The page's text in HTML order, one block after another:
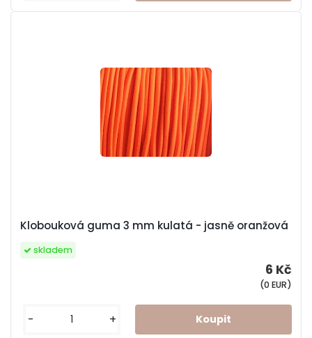
Klobouková guma 3 mm kulatá - jasně oranžová
6 Kč
(0 EUR)
skladem
- +